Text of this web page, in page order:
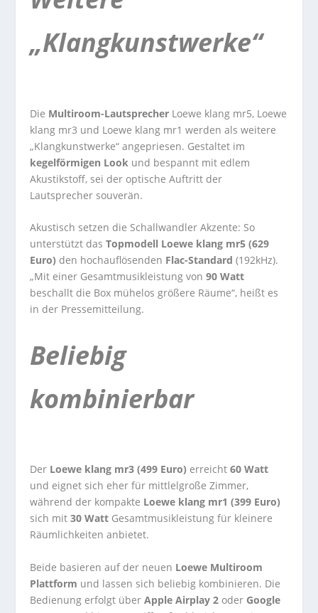
„Klangkunstwerke“
Die Multiroom-Lautsprecher Loewe klang mr5, Loewe
klang mr3 und Loewe klang mr1 werden als weitere
„Klangkunstwerke“ angepriesen. Gestaltet im
kegelförmigen Look und bespannt mit edlem
Akustikstoff, sei der optische Auftritt der
Lautsprecher souverän.
Akustisch setzen die Schallwandler Akzente: So
unterstützt das Topmodell Loewe klang mr5 (629
Euro) den hochauflösenden Flac-Standard(192kHz).
„Mit einer Gesamtmusikleistung von 90 Watt
beschallt die Box mühelos größere Räume“, heißt es
in der Pressemitteilung.
Beliebig
kombinierbar
Der Loewe klang mr3 (499 Euro) erreicht60 Watt
und eignet sich eher für mittlelgroße Zimmer,
während der kompakte Loewe klang mr1 (399 Euro)
sich mit30 Watt Gesamtmusikleistung für kleinere
Räumlichkeiten anbietet.
Beide basieren auf der neuen Loewe Multiroom
Plattform und lassen sich beliebig kombinieren. Die
Bedienung erfolgt überApple Airplay 2 oder Google